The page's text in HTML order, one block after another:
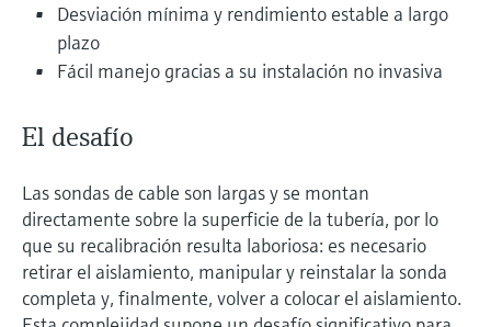
Desviación mínima y rendimiento estable a largo
plazo
Fácil manejo gracias a su instalación no invasiva
El desafío
Las sondas de cable son largas y se montan
directamente sobre la superficie de la tubería, por lo
que su recalibración resulta laboriosa: es necesario
retirar el aislamiento, manipular y reinstalar la sonda
completa y, finalmente, volver a colocar el aislamiento.